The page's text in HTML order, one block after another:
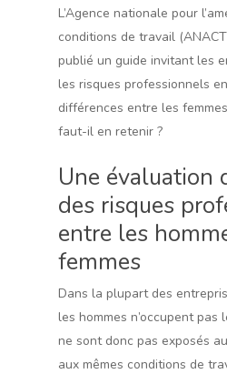
L’Agence nationale pour
conditions de travail
publié un guide invitant les
les risques professionnels
différences entre les
faut-il en retenir ?
Une évaluation
des risques
entre les
femmes
Dans la plupart des
les hommes n’occupent pas
ne sont donc pas exposés
aux mêmes conditions de